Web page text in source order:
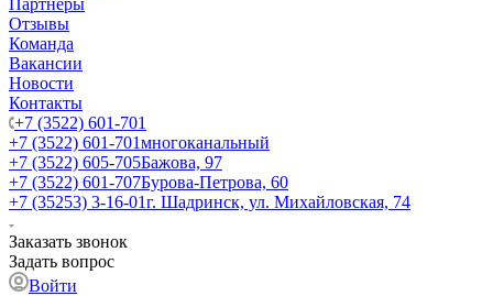
Партнеры
Отзывы
Команда
Вакансии
Новости
Контакты
+7 (3522) 601-701
+7 (3522) 601-701многоканальный
+7 (3522) 605-705Бажова, 97
+7 (3522) 601-707Бурова-Петрова, 60
+7 (35253) 3-16-01г. Шадринск, ул. Михайловская, 74
Заказать звонок
Задать вопрос
Войти